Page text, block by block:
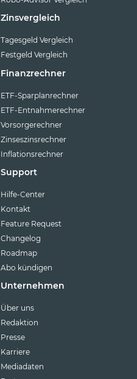
Zinsvergleich
Tagesgeld Vergleich
Festgeld Vergleich
Finanzrechner
ETF-Sparplanrechner
ETF-Entnahmerechner
Vorsorgerechner
Zinseszinsrechner
Inflationsrechner
Support
Hilfe-Center
Kontakt
Feature Request
Changelog
Roadmap
Abo kündigen
Unternehmen
Über uns
Redaktion
Presse
Karriere
Mediadaten